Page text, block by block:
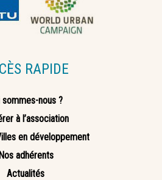
RAPIDE
sommes-nous ?
à l’association
en développement
adhérents
Actualités